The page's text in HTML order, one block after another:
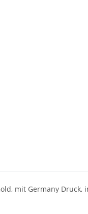
mit Germany Druck,